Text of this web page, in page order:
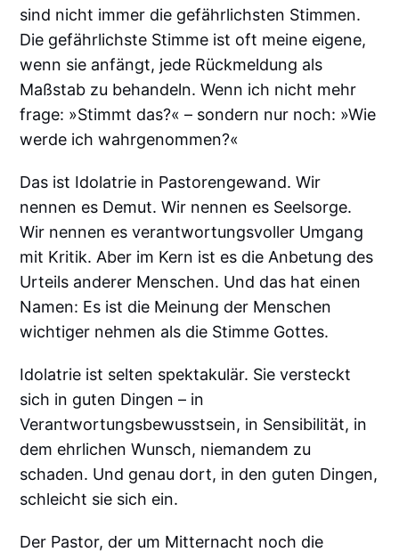
sind nicht immer die gefährlichsten Stimmen.
Die gefährlichste Stimme ist oft meine eigene,
wenn sie anfängt, jede Rückmeldung als
Maßstab zu behandeln. Wenn ich nicht mehr
frage: »Stimmt das?« – sondern nur noch: »Wie
werde ich wahrgenommen?«
Das ist Idolatrie in Pastorengewand. Wir
nennen es Demut. Wir nennen es Seelsorge.
Wir nennen es verantwortungsvoller Umgang
mit Kritik. Aber im Kern ist es die Anbetung des
Urteils anderer Menschen. Und das hat einen
Namen: Es ist die Meinung der Menschen
wichtiger nehmen als die Stimme Gottes.
Idolatrie ist selten spektakulär. Sie versteckt
sich in guten Dingen – in
Verantwortungsbewusstsein, in Sensibilität, in
dem ehrlichen Wunsch, niemandem zu
schaden. Und genau dort, in den guten Dingen,
schleicht sie sich ein.
Der Pastor, der um Mitternacht noch die